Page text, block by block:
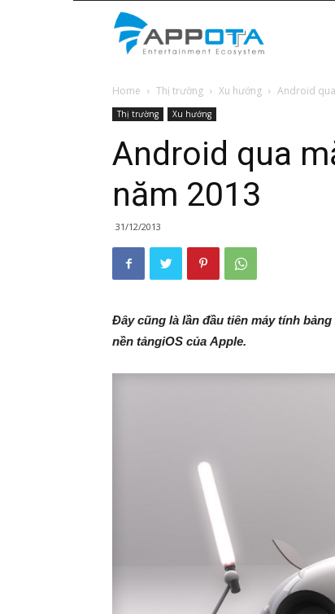
News
Home Thị trường Xu hướng Android
Thị trường Xu hướng
Android qua
năm 2013
31/12/2013
Đây cũng là lần đầu tiên máy tính
nền tảngiOS của Apple.